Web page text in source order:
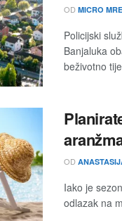
OD MICRO
Policijski
Banjaluka
beživotno
OD
Iako je
odlazak na